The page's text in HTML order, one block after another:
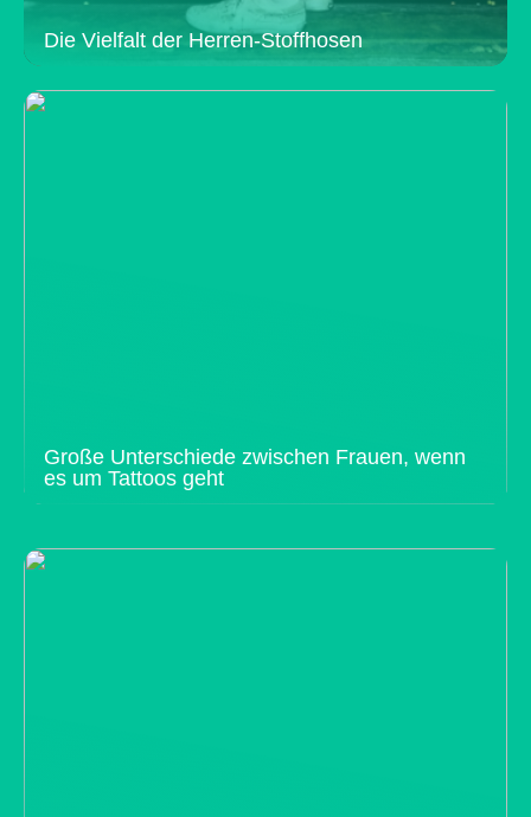
Die Vielfalt der Herren-Stoffhosen
Große Unterschiede zwischen Frauen, wenn
es um Tattoos geht